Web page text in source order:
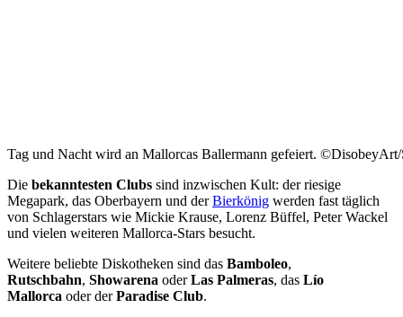
Tag und Nacht wird an Mallorcas Ballermann gefeiert. ©DisobeyArt/
Die bekanntesten Clubs sind inzwischen Kult: der riesige
Megapark, das Oberbayern und derBierkönig werden fast täglich
von Schlagerstars wie Mickie Krause, Lorenz Büffel, Peter Wackel
und vielen weiteren Mallorca-Stars besucht.
Weitere beliebte Diskotheken sind das Bamboleo,
Rutschbahn, Showarena oderLas Palmeras, das Lío
Mallorca oder derParadise Club.